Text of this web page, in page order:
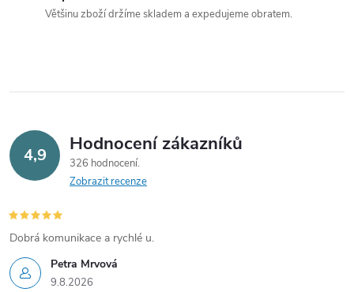
p
v
k
y
v
ý
Většinu zboží držíme skladem a expedujeme obratem.
4,9 Hodnocení zákazníků
326 hodnocení
Zobrazit recenze
Petra Mrvová
9.8.2026
Dobrá komunikace a rychlé u.